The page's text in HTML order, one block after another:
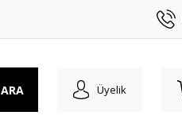
ARA Üyelik